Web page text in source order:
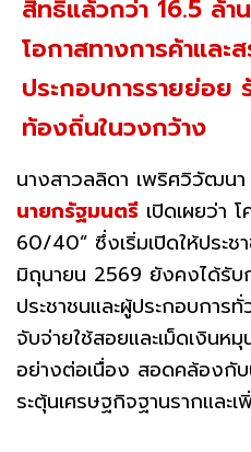
สิทธิแล้วกว่า 16.5 ล้
โอกาสทางการค้าและ
ประกอบการรายย่อย
ท้องถิ่นในวงกว้าง
นางสาวลลิดา เพริศวิวัฒนา
นายกรัฐมนตรี เปิดเผยว่า
60/40” ซึ่งเริ่มเปิดให้ประ
มิถุนายน 2569 ยังคงได้รับ
ประชาชนและผู้ประกอบการ
จับจ่ายใช้สอยและเม็ดเงินห
อย่างต่อเนื่อง สอดคล้องกั
ระตุ้นเศรษฐกิจฐานรากและ